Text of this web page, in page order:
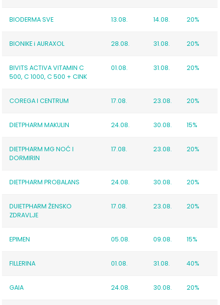
BIODERMA SVE 13.08. 14.08. 20%
BIONIKE i AURAXOL 28.08. 31.08. 20%
BIVITS ACTIVA VITAMIN C
500, C 1000, C 500 + CINK
01.08. 31.08. 20%
COREGA I CENTRUM 17.08. 23.08. 20%
DIETPHARM MAKULIN 24.08. 30.08. 15%
DIETPHARM MG NOĆ I
DORMIRIN
17.08. 23.08. 20%
DIETPHARM PROBALANS 24.08. 30.08. 20%
DUIETPHARM ŽENSKO
ZDRAVLJE
17.08. 23.08. 20%
EPIMEN 05.08. 09.08. 15%
FILLERINA 01.08. 31.08. 40%
GAIA 24.08. 30.08. 20%